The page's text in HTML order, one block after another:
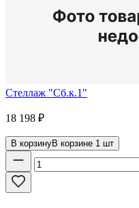
Стеллаж "Сб.к.1"
18 198 ₽
В корзинуВ корзине 1 шт